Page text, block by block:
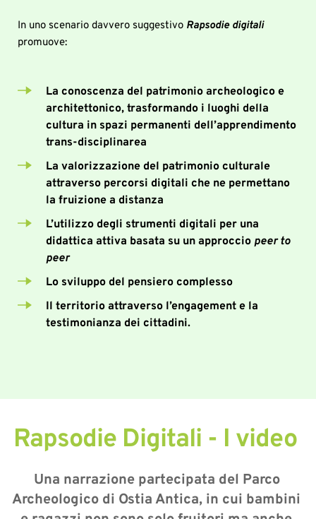
In uno scenario davvero suggestivo Rapsodie digitali
La conoscenza del patrimonio archeologico e
architettonico, trasformando i luoghi della
cultura in spazi permanenti dell’apprendimento
trans-disciplinarea
La
attraverso percorsi digitali che ne permettano
la fruizione a distanza
L’utilizzo degli strumenti digitali per una
didattica attiva basata su un approccio peer to
peer
Lo sviluppo del pensiero complesso
Il territorio attraverso l’engagement e la
testimonianza dei cittadini.
Rapsodie Digitali - I video
Una narrazione partecipata del Parco
Archeologico di Ostia Antica, in cui bambini